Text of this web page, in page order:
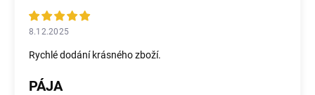
8.12.2025
Rychlé dodání krásného zboží.
PÁJA